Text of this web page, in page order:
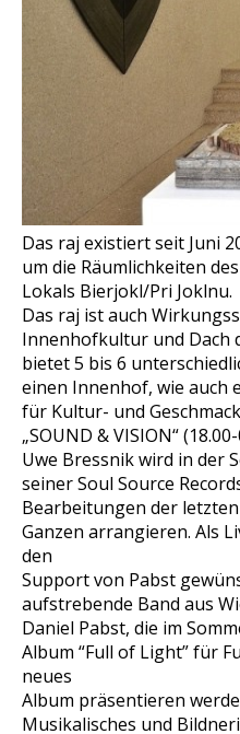
Das raj existiert seit Juni
um die Räumlichkeiten
Lokals Bierjokl/Pri Joklnu.
Das raj ist auch
Innenhofkultur und Dach
bietet 5 bis 6
einen Innenhof, wie auch
für Kultur- und
„SOUND & VISION“
Uwe Bressnik wird in der
seiner Soul Source
Bearbeitungen der
Ganzen arrangieren. Als
den
Support von Pabst
aufstrebende Band aus
Daniel Pabst, die im
Album “Full of Light” für
neues
Album präsentieren
Musikalisches und